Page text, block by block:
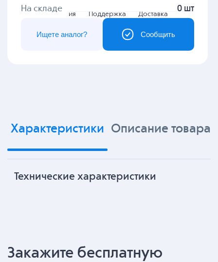
Гарантия Поддержка Доставка
На складе 0 шт
Сообщить
Ищете аналог?
Характеристики Описание товара
Технические характеристики
Закажите бесплатную